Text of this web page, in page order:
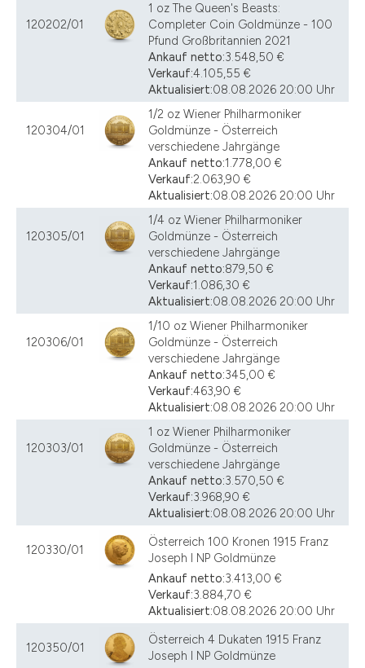
120202/01
1 oz The Queen's Beasts:
Completer Coin Goldmünze - 100
Pfund Großbritannien 2021
Ankauf netto:3.548,50 €
Verkauf:4.105,55 €
Aktualisiert:08.08.2026 20:00 Uhr
120304/01
1/2 oz Wiener Philharmoniker
Goldmünze - Österreich
verschiedene Jahrgänge
Ankauf netto:1.778,00 €
Verkauf:2.063,90 €
Aktualisiert:08.08.2026 20:00 Uhr
120305/01
1/4 oz Wiener Philharmoniker
Goldmünze - Österreich
verschiedene Jahrgänge
Ankauf netto:879,50 €
Verkauf:1.086,30 €
Aktualisiert:08.08.2026 20:00 Uhr
120306/01
1/10 oz Wiener Philharmoniker
Goldmünze - Österreich
verschiedene Jahrgänge
Ankauf netto:345,00 €
Verkauf:463,90 €
Aktualisiert:08.08.2026 20:00 Uhr
120303/01
1 oz Wiener Philharmoniker
Goldmünze - Österreich
verschiedene Jahrgänge
Ankauf netto:3.570,50 €
Verkauf:3.968,90 €
Aktualisiert:08.08.2026 20:00 Uhr
120330/01
Österreich 100 Kronen 1915 Franz
Joseph I NP Goldmünze
Ankauf netto:3.413,00 €
Verkauf:3.884,70 €
Aktualisiert:08.08.2026 20:00 Uhr
120350/01
Österreich 4 Dukaten 1915 Franz
Joseph I NP Goldmünze